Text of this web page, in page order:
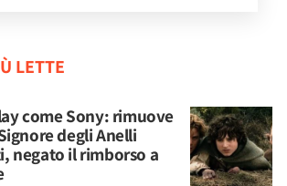
LETTE
come Sony: rimuove
degli Anelli
negato il rimborso a